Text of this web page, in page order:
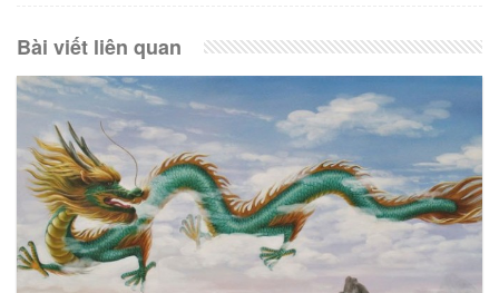
Bài viết liên quan